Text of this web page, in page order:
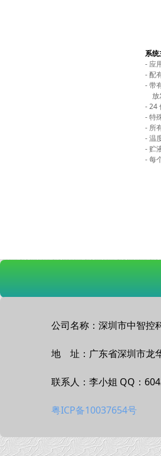
系统
- 应
- 配
- 带
放
- 24
- 特
- 所
- 温
- 贮
- 每
公司名称：深圳市中智控
地 址：广东省深圳市龙
联系人：李小姐 QQ：
粤ICP备10037654号